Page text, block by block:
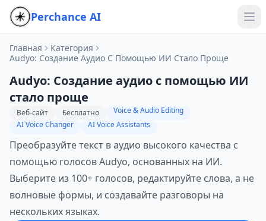
Perchance AI
Главная
Категория
Audyo: Создание Аудио С Помощью ИИ Стало Проще
Audyo: Создание аудио с помощью ИИ
стало проще
Веб-сайт Бесплатно
Voice & Audio Editing
AI Voice Changer
AI Voice Assistants
Преобразуйте текст в аудио высокого качества с
помощью голосов Audyo, основанных на ИИ.
Выберите из 100+ голосов, редактируйте слова, а не
волновые формы, и создавайте разговоры на
нескольких языках.